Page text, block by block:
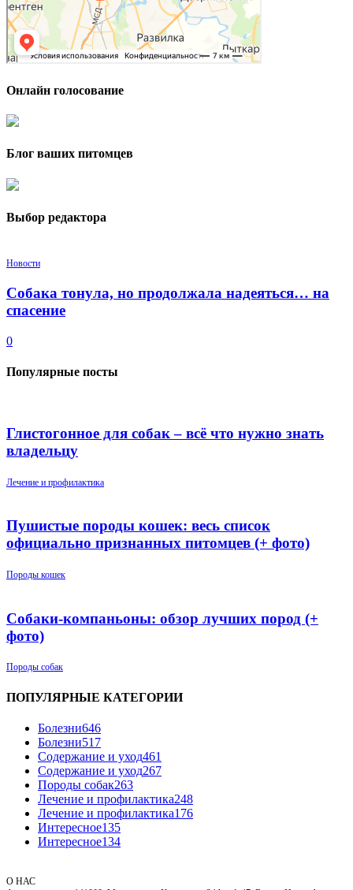
Онлайн голосование
Блог ваших питомцев
Выбор редактора
Новости
Собака тонула, но продолжала надеяться… на
спасение
0
Популярные посты
Глистогонное для собак – всё что нужно знать
владельцу
Лечение и профилактика
Пушистые породы кошек: весь список
официально признанных питомцев (+ фото)
Породы кошек
Собаки-компаньоны: обзор лучших пород (+
фото)
Породы собак
ПОПУЛЯРНЫЕ КАТЕГОРИИ
Болезни646
Болезни517
Содержание и уход461
Содержание и уход267
Породы собак263
Лечение и профилактика248
Лечение и профилактика176
Интересное135
Интересное134
О НАС